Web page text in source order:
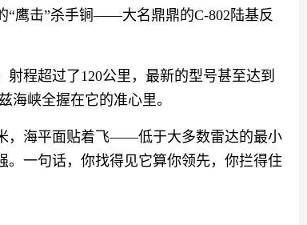
“鹰击”杀手锏——大名鼎鼎的C-802陆基反
程超过了120公里，最新的型号甚至达到
海峡全握在它的准心里。
，海平面贴着飞——低于大多数雷达的最小
一句话，你找得见它算你领先，你拦得住